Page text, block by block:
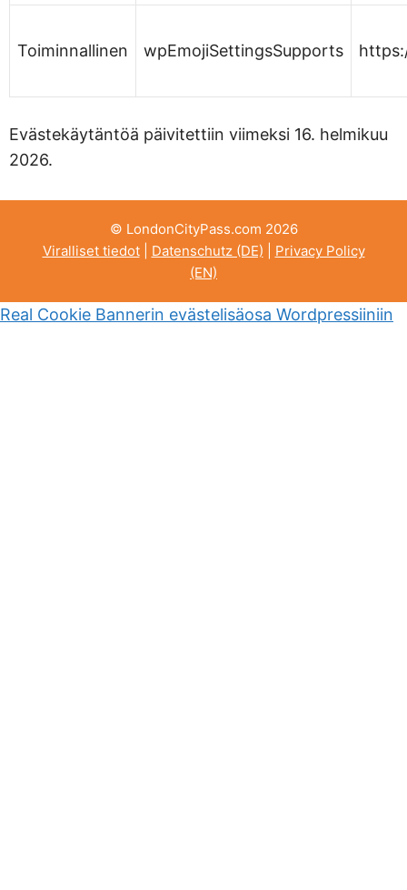
Toiminnallinen wpEmojiSettingsSupports
Evästekäytäntöä päivitettiin viimeksi 16. helmikuu
2026.
© LondonCityPass.com 2026
Viralliset tiedot| Datenschutz (DE)
Privacy Policy
(EN)
Real Cookie Bannerin evästelisäosa Wordpressiiniin